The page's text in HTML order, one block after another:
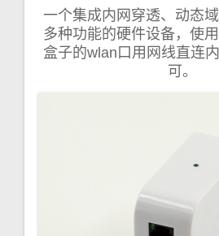
一个集成内网穿透、动态
多种功能的硬件设备，使
盒子的wlan口用网线直连
可。